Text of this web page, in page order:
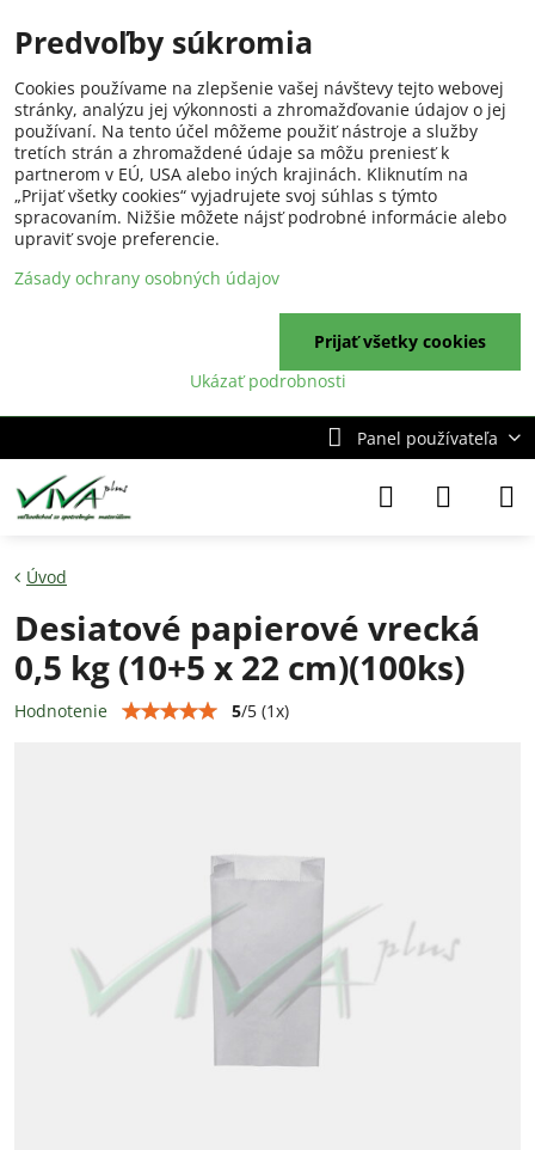
Panel používateľa
Úvod
Desiatové papierové vrecká
0,5 kg (10+5 x 22 cm)(100ks)
Hodnotenie 5/5 (1x)
Predvoľby súkromia
Cookies používame na zlepšenie vašej návštevy tejto webovej
stránky, analýzu jej výkonnosti a zhromažďovanie údajov o jej
používaní. Na tento účel môžeme použiť nástroje a služby
tretích strán a zhromaždené údaje sa môžu preniesť k
partnerom v EÚ, USA alebo iných krajinách. Kliknutím na
„Prijať všetky cookies“ vyjadrujete svoj súhlas s týmto
spracovaním. Nižšie môžete nájsť podrobné informácie alebo
upraviť svoje preferencie.
Zásady ochrany osobných údajov
Ukázať podrobnosti
Prijať všetky cookies